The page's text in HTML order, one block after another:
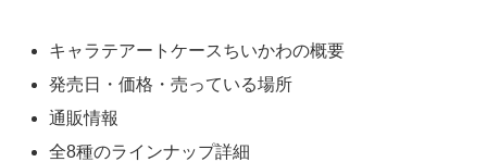
キャラテアートケースちいかわの概要
発売日・価格・売っている場所
通販情報
全8種のラインナップ詳細